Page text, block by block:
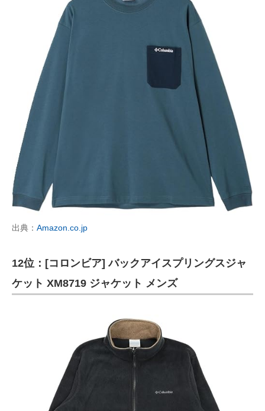
出典： Amazon.co.jp
12位：[コロンビア] バックアイスプリングスジャ
ケット XM8719 ジャケット メンズ